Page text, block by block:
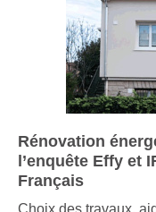
Rénovation
l’enquête Effy et
Français